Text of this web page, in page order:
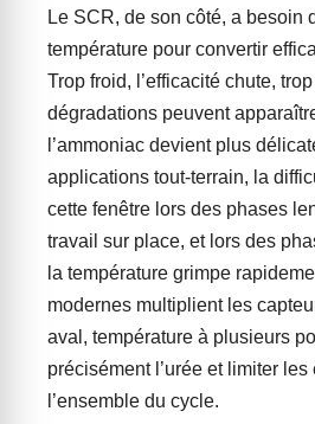
Le SCR, de son côté, a besoin
température pour convertir
Trop froid, l’efficacité chute,
dégradations peuvent
l’ammoniac devient plus
applications tout-terrain, la
cette fenêtre lors des phases
travail sur place, et lors des
la température grimpe
modernes multiplient les
aval, température à plusieurs
précisément l’urée et limiter
l’ensemble du cycle.